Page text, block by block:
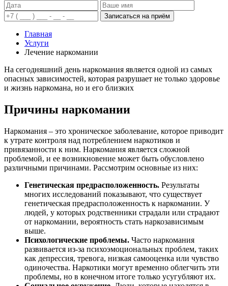
Записаться на приём
Главная
Услуги
Лечение наркомании
На сегодняшний день наркомания является одной из самых
опасных зависимостей, которая разрушает не только здоровье
и жизнь наркомана, но и его близких
Причины наркомании
Наркомания – это хроническое заболевание, которое приводит
к утрате контроля над потреблением наркотиков и
привязанности к ним. Наркомания является сложной
проблемой, и ее возникновение может быть обусловлено
различными причинами. Рассмотрим основные из них:
Генетическая предрасположенность. Результаты
многих исследований показывают, что существует
генетическая предрасположенность к наркомании. У
людей, у которых родственники страдали или страдают
от наркомании, вероятность стать наркозависимым
выше.
Психологические проблемы. Часто наркомания
развивается из-за психоэмоциональных проблем, таких
как депрессия, тревога, низкая самооценка или чувство
одиночества. Наркотики могут временно облегчить эти
проблемы, но в конечном итоге только усугубляют их.